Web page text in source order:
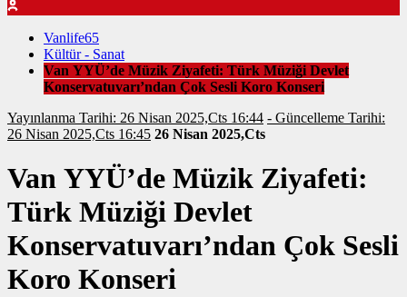
Vanlife65
Kültür - Sanat
Van YYÜ’de Müzik Ziyafeti: Türk Müziği Devlet
Konservatuvarı’ndan Çok Sesli Koro Konseri
Yayınlanma Tarihi: 26 Nisan 2025,Cts 16:44 - Güncelleme Tarihi:
26 Nisan 2025,Cts 16:45 26 Nisan 2025,Cts
Van YYÜ’de Müzik Ziyafeti:
Türk Müziği Devlet
Konservatuvarı’ndan Çok Sesli
Koro Konseri